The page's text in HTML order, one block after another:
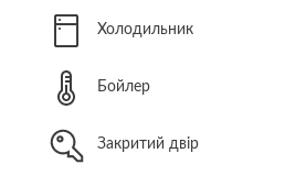
Холодильник
Бойлер
Закритий двір